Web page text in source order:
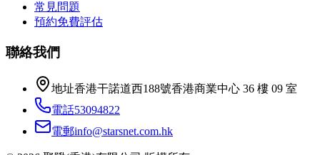
常見問題
預約免費評估
聯絡我們
地址香港干諾道西188號香港商業中心 36 樓 09 室
電話53094822
電郵info@starsnet.com.hk